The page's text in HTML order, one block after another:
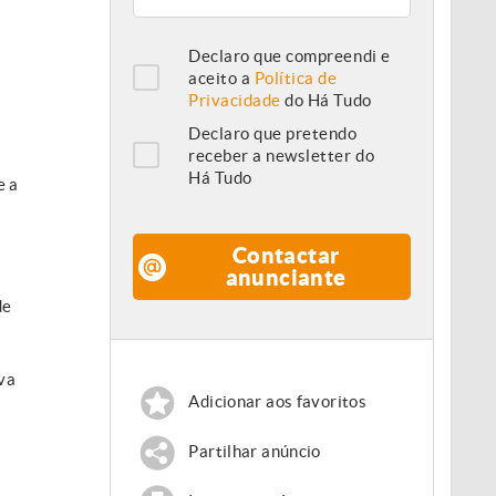
a
Declaro que compreendi e
aceito a Política de
Privacidade do Há Tudo
Declaro que pretendo
receber a newsletter do
Há Tudo
Contactar
anunciante
Adicionar aos favoritos
Partilhar anúncio